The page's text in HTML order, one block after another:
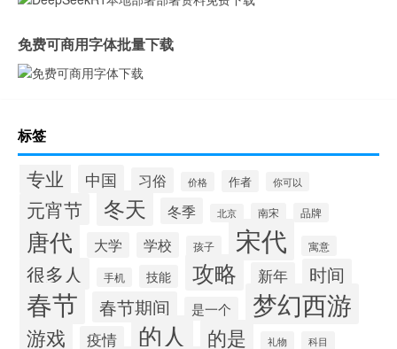
免费可商用字体批量下载
标签
专业 中国 习俗 价格 作者 你可以
元宵节 冬天 冬季 北京 南宋 品牌
唐代 大学 学校 孩子 宋代 寓意
很多人 手机 技能 攻略 新年 时间
春节 春节期间 是一个 梦幻西游
游戏 疫情 的人 的是 礼物 科目